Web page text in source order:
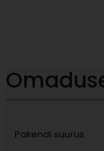
Pakendi suurus